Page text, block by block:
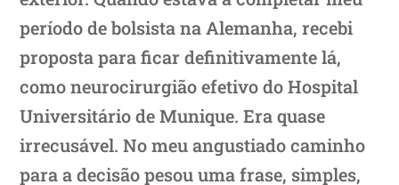
período de bolsista na Alemanha, recebi
proposta para ficar definitivamente lá,
como neurocirurgião efetivo do Hospital
Universitário de Munique. Era quase
irrecusável. No meu angustiado caminho
para a decisão pesou uma frase, simples,